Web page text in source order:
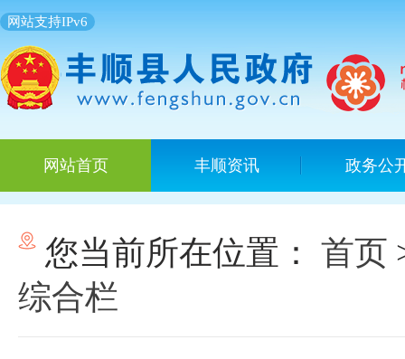
网站支持IPv6
网站首页 丰顺资讯 政务公
您当前所在位置： 首页
综合栏